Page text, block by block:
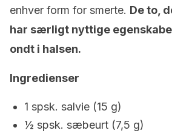
enhver form for smerte. De to,
har særligt nyttige
ondt i halsen.
Ingredienser
1 spsk. salvie (15 g)
½ spsk. sæbeurt (7,5 g)